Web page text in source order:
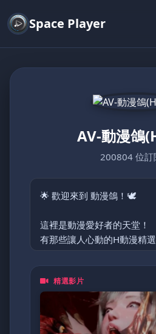
Space Player
AV-動漫鴿
200804 位訂
🌟 歡迎來到 動漫鴿！🕊️
這裡是動漫愛好者的天堂！
有那些讓人心動的H動漫精
主要分類:
裏番、泡麵番、同人作品、
無論你是資深二次元住民，
還是剛入坑的新手，動漫鴿
💥
精選影片